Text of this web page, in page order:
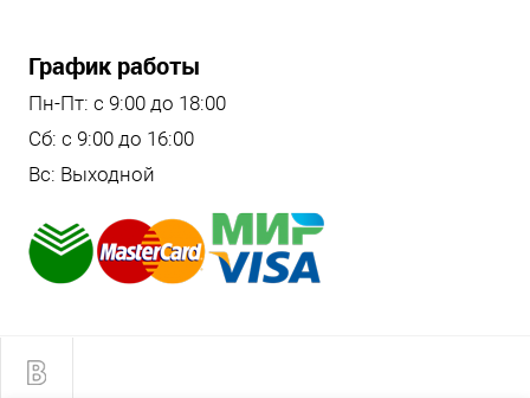
График работы
Пн-Пт: с 9:00 до 18:00
Сб: с 9:00 до 16:00
Вс: Выходной